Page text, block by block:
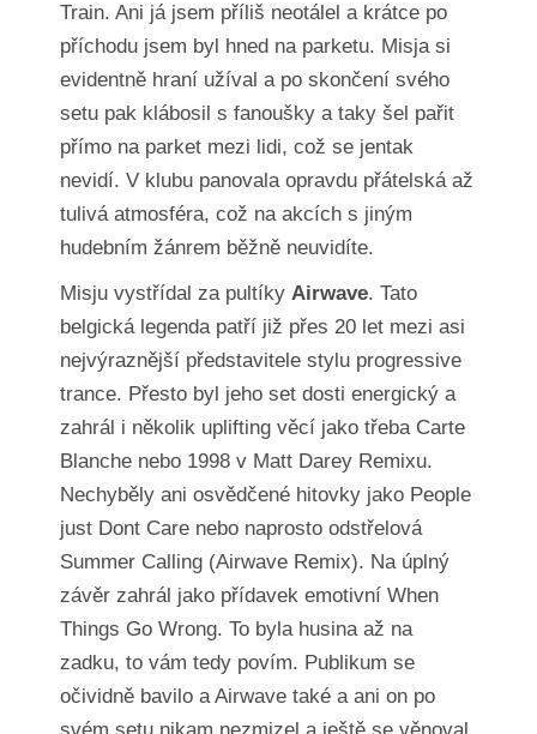
Train. Ani já jsem příliš neotálel a krátce po
příchodu jsem byl hned na parketu. Misja si
evidentně hraní užíval a po skončení svého
setu pak klábosil s fanoušky a taky šel pařit
přímo na parket mezi lidi, což se jentak
nevidí. V klubu panovala opravdu přátelská až
tulivá atmosféra, což na akcích s jiným
hudebním žánrem běžně neuvidíte.
Misju vystřídal za pultíky Airwave. Tato
belgická legenda patří již přes 20 let mezi asi
nejvýraznější představitele stylu progressive
trance. Přesto byl jeho set dosti energický a
zahrál i několik uplifting věcí jako třeba Carte
Blanche nebo 1998 v Matt Darey Remixu.
Nechyběly ani osvědčené hitovky jako People
just Dont Care nebo naprosto odstřelová
Summer Calling (Airwave Remix). Na úplný
závěr zahrál jako přídavek emotivní When
Things Go Wrong. To byla husina až na
zadku, to vám tedy povím. Publikum se
očividně bavilo a Airwave také a ani on po